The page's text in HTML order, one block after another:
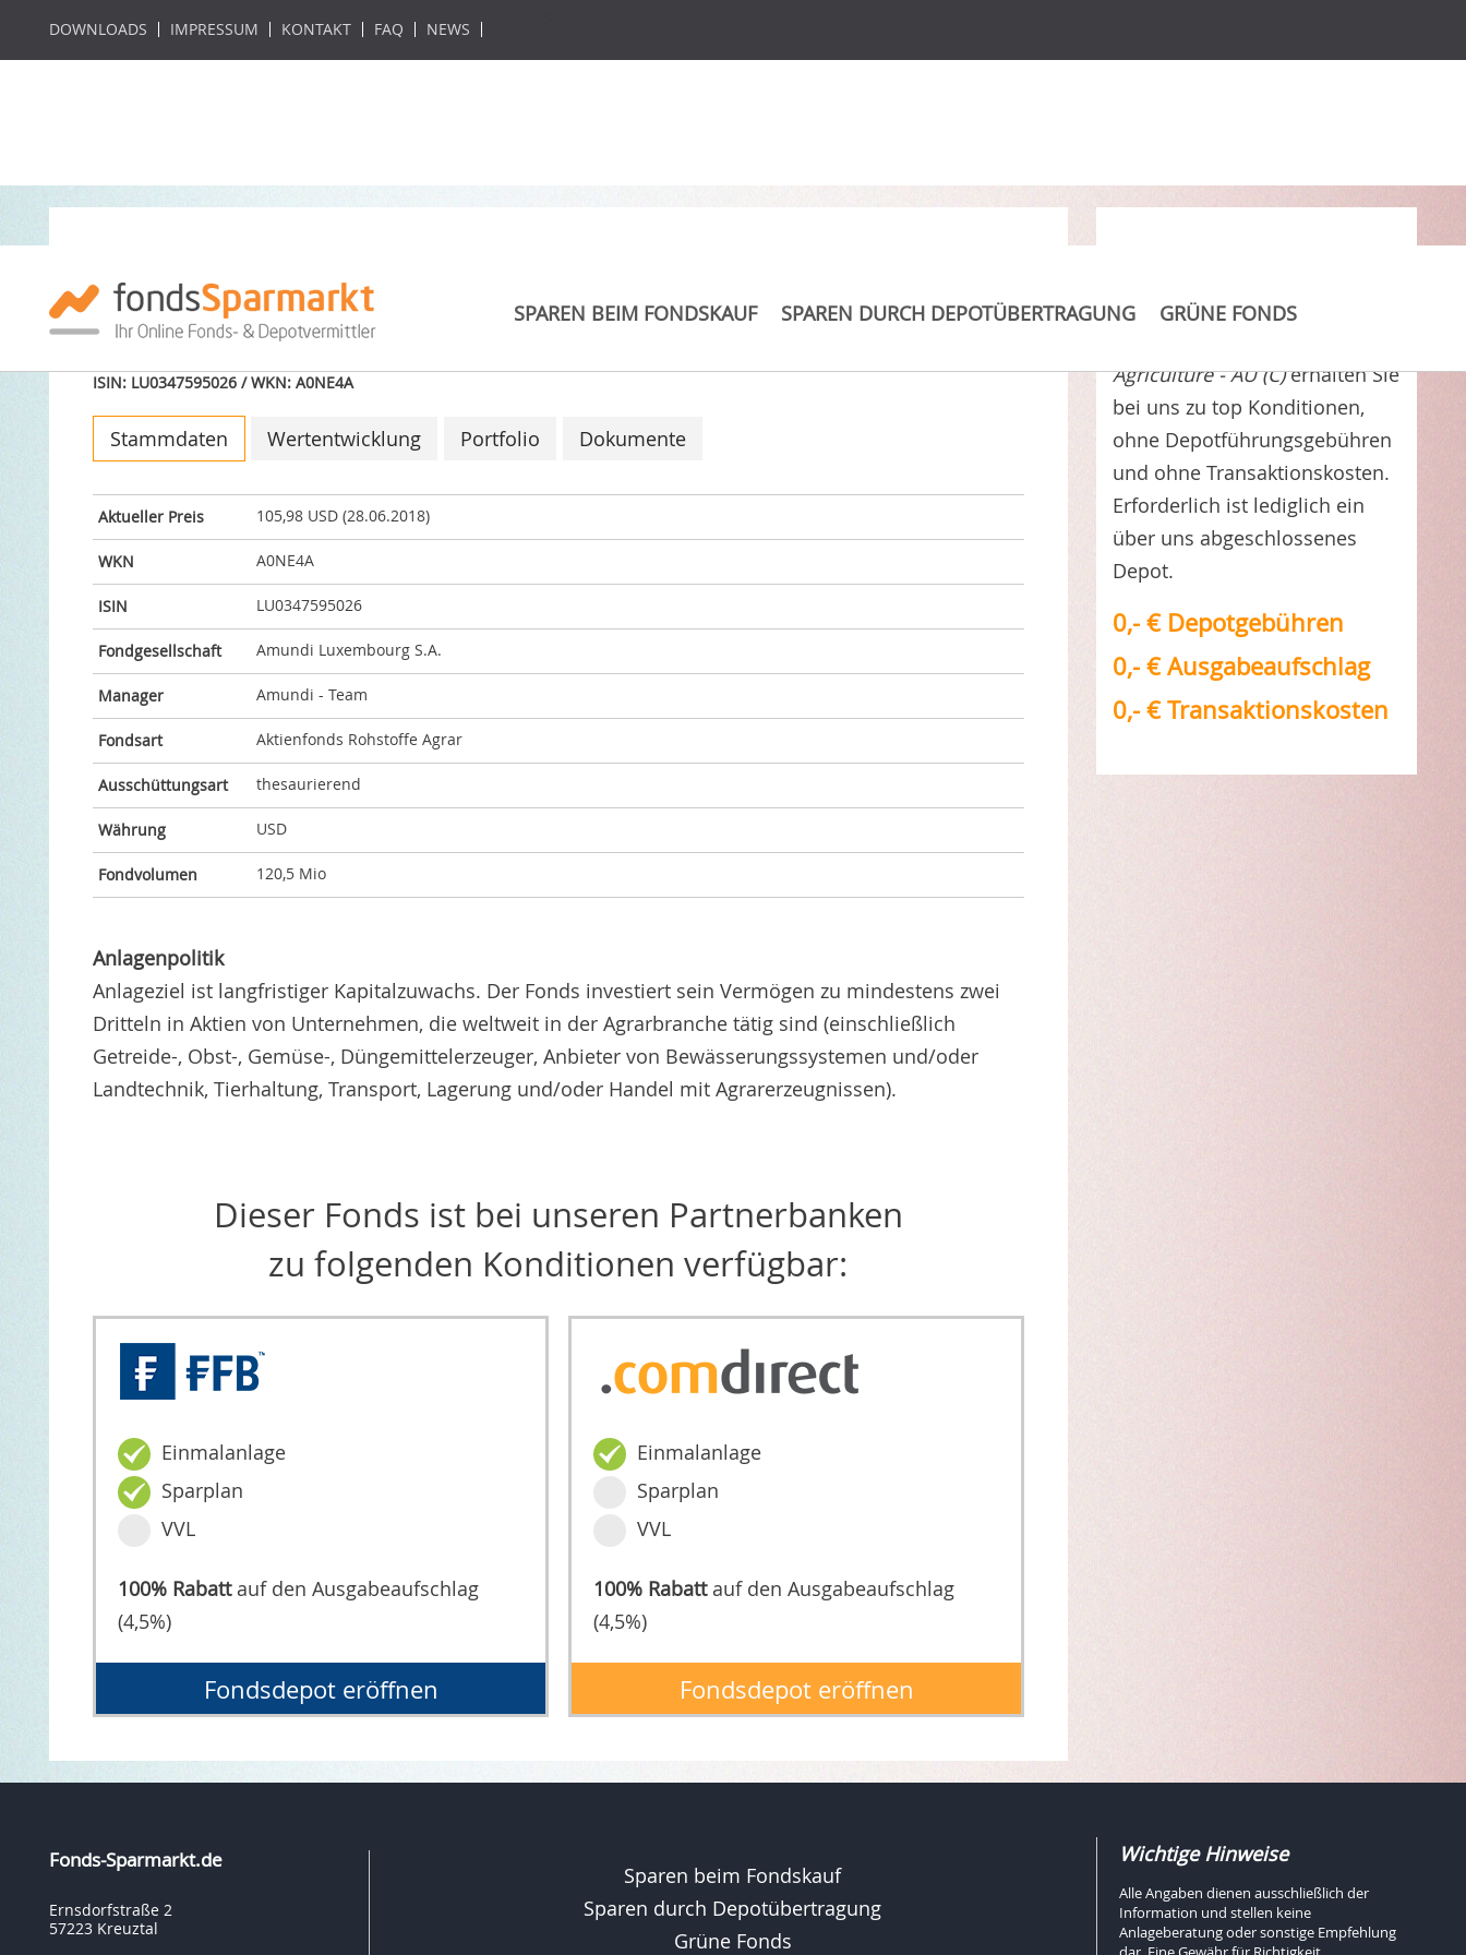
DOWNLOADS IMPRESSUM KONTAKT FAQ NEWS
SPAREN BEIM FONDSKAUF SPAREN DURCH DEPOTÜBERTRAGUNG GRÜNE FONDS
AMUNDI FUNDS CPR Global Agriculture -
AU (C)
ISIN: LU0347595026 / WKN: A0NE4A
Stammdaten Wertentwicklung Portfolio Dokumente
Aktueller Preis 105,98 USD (28.06.2018)
WKN A0NE4A
ISIN LU0347595026
Fondgesellschaft Amundi Luxembourg S.A.
Manager Amundi - Team
Fondsart Aktienfonds Rohstoffe Agrar
Ausschüttungsart thesaurierend
Währung USD
Fondvolumen 120,5 Mio
Anlagenpolitik
Anlageziel ist langfristiger Kapitalzuwachs. Der Fonds investiert sein Vermögen zu mindestens zwei
Dritteln in Aktien von Unternehmen, die weltweit in der Agrarbranche tätig sind (einschließlich
Getreide-, Obst-, Gemüse-, Düngemittelerzeuger, Anbieter von Bewässerungssystemen und/oder
Landtechnik, Tierhaltung, Transport, Lagerung und/oder Handel mit Agrarerzeugnissen).
Dieser Fonds ist bei unseren Partnerbanken
zu folgenden Konditionen verfügbar:
Einmalanlage
Sparplan
VVL
100% Rabattauf den Ausgabeaufschlag
(4,5%)
Fondsdepot eröffnen
Einmalanlage
Sparplan
VVL
100% Rabattauf den Ausgabeaufschlag
(4,5%)
Fondsdepot eröffnen
Agriculture - AU (C)erhalten Sie
bei uns zu top Konditionen,
ohne Depotführungsgebühren
und ohne Transaktionskosten.
Erforderlich ist lediglich ein
über uns abgeschlossenes
Depot.
0,- € Depotgebühren
0,- € Ausgabeaufschlag
0,- € Transaktionskosten
Fonds-Sparmarkt.de
Ernsdorfstraße 2
57223 Kreuztal
Sparen beim Fondskauf
Sparen durch Depotübertragung
Grüne Fonds
Wichtige Hinweise
Alle Angaben dienen ausschließlich der
Information und stellen keine
Anlageberatung oder sonstige Empfehlung